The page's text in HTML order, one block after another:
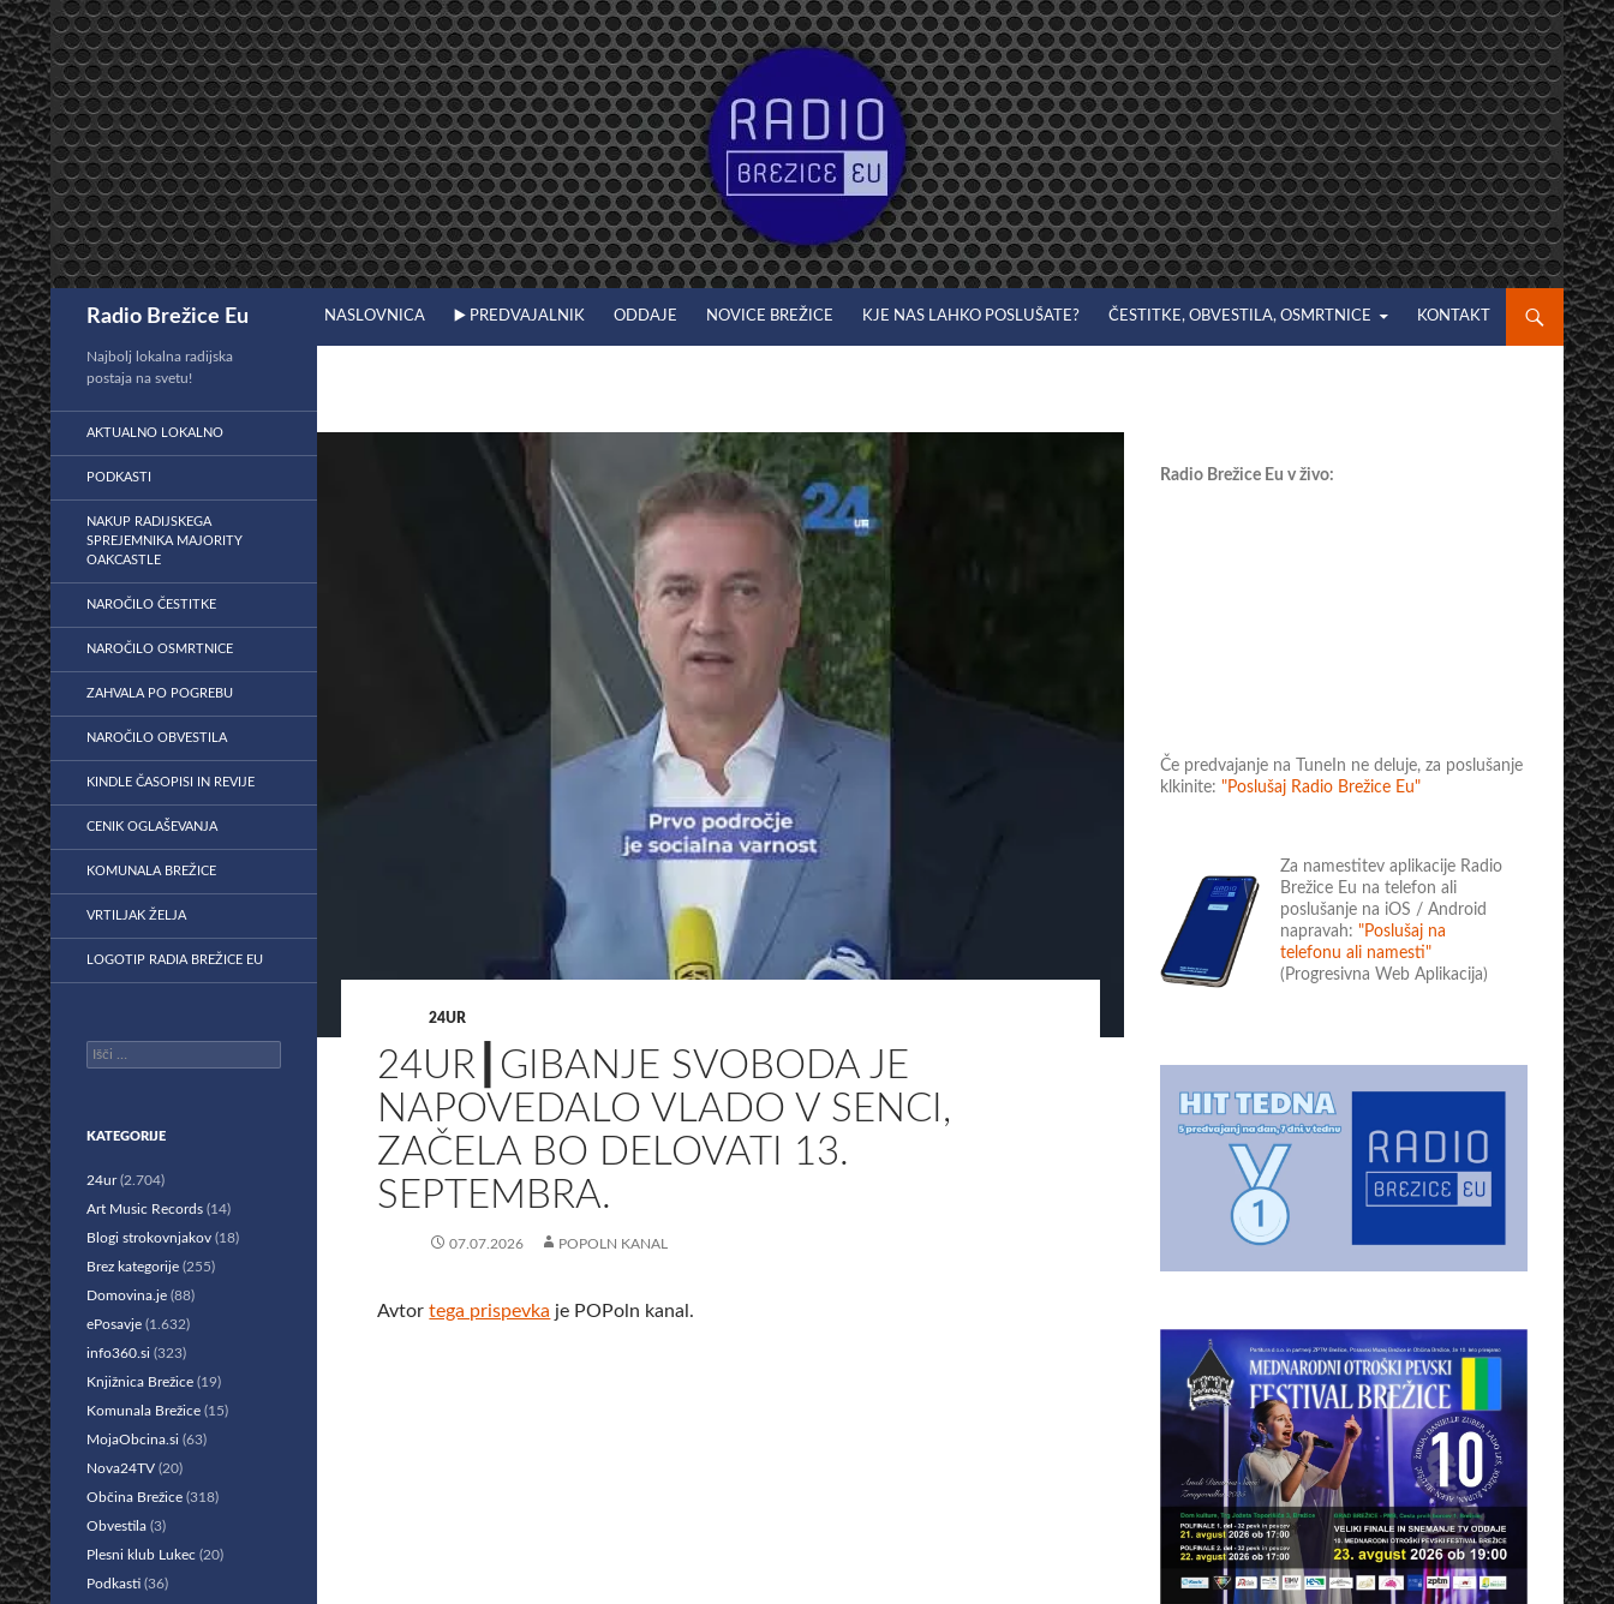
Preskoči
na
vsebino
Radio Brežice Eu NASLOVNICA ▶️ PREDVAJALNIK ODDAJE NOVICE BREŽICE KJE NAS LAHKO POSLUŠATE? ČESTITKE, OBVESTILA, OSMRTNICE KONTAKT
24UR
24UR┃GIBANJE SVOBODA JE
NAPOVEDALO VLADO V SENCI,
ZAČELA BO DELOVATI 13.
SEPTEMBRA.
07.07.2026 POPOLN KANAL
Avtortega prispevka je POPoln kanal.
Radio Brežice Eu v živo:
Če predvajanje na TuneIn ne deluje, za poslušanje
klkinite: "Poslušaj Radio Brežice Eu"
Za namestitev aplikacije Radio
Brežice Eu na telefon ali
poslušanje na iOS / Android
napravah: "Poslušaj na
telefonu ali namesti"
(Progresivna Web Aplikacija)
Najbolj lokalna radijska
postaja na svetu!
AKTUALNO LOKALNO
PODKASTI
NAKUP RADIJSKEGA
SPREJEMNIKA MAJORITY
OAKCASTLE
NAROČILO ČESTITKE
NAROČILO OSMRTNICE
ZAHVALA PO POGREBU
NAROČILO OBVESTILA
KINDLE ČASOPISI IN REVIJE
CENIK OGLAŠEVANJA
KOMUNALA BREŽICE
VRTILJAK ŽELJA
LOGOTIP RADIA BREŽICE EU
Išči:
KATEGORIJE
24ur(2.704)
Art Music Records (14)
Blogi strokovnjakov (18)
Brez kategorije (255)
Domovina.je (88)
ePosavje (1.632)
info360.si (323)
Knjižnica Brežice (19)
Komunala Brežice (15)
MojaObcina.si (63)
Nova24TV (20)
Občina Brežice (318)
Obvestila (3)
Plesni klub Lukec (20)
Podkasti (36)